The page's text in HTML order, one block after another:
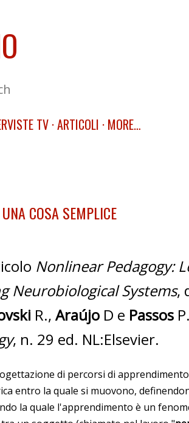
TV ARTICOLI MORE…
COSA SEMPLICE
Nonlinear Pedagogy:
Neurobiological Systems,
R., Araújo D e Passos
, n. 29 ed. NL:Elsevier.
di percorsi di
entro la quale si muovono,
la quale l'apprendimento è un